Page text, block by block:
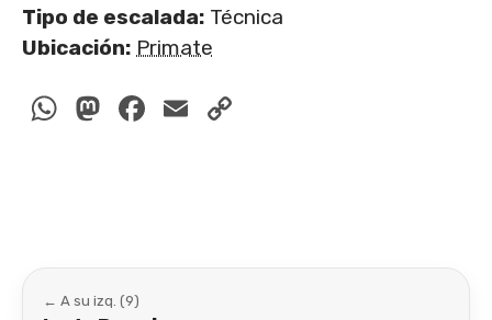
Tipo de escalada: Técnica
Ubicación: Primate
WhatsApp
Mastodon
Facebook
Email
← A su izq. (9)